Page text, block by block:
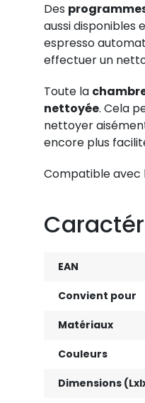
Des
aussi disponibles
espresso
effectuer un
Toute la
nettoyée. Cela
nettoyer
encore plus
Compatible avec
EAN
Convient pour
Matériaux
Couleurs
Dimensions